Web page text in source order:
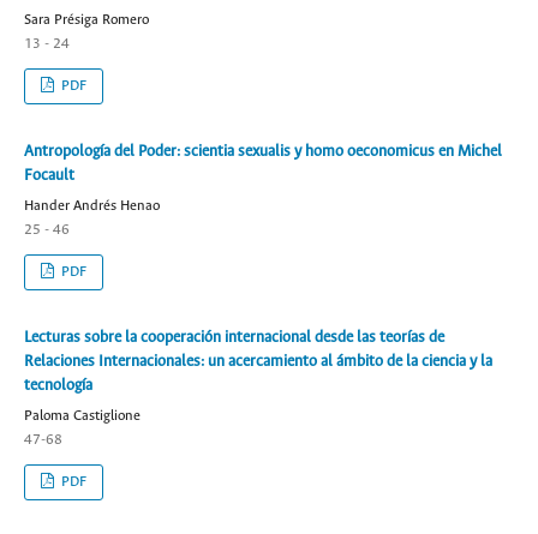
Sara Présiga Romero
13 - 24
PDF
Antropología del Poder: scientia sexualis y homo oeconomicus en Michel
Focault
Hander Andrés Henao
25 - 46
PDF
Lecturas sobre la cooperación internacional desde las teorías de
Relaciones Internacionales: un acercamiento al ámbito de la ciencia y la
tecnología
Paloma Castiglione
47-68
PDF